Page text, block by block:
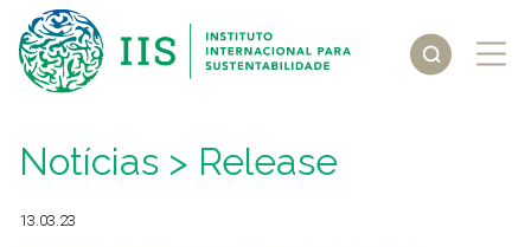
Notícias > Release
13.03.23